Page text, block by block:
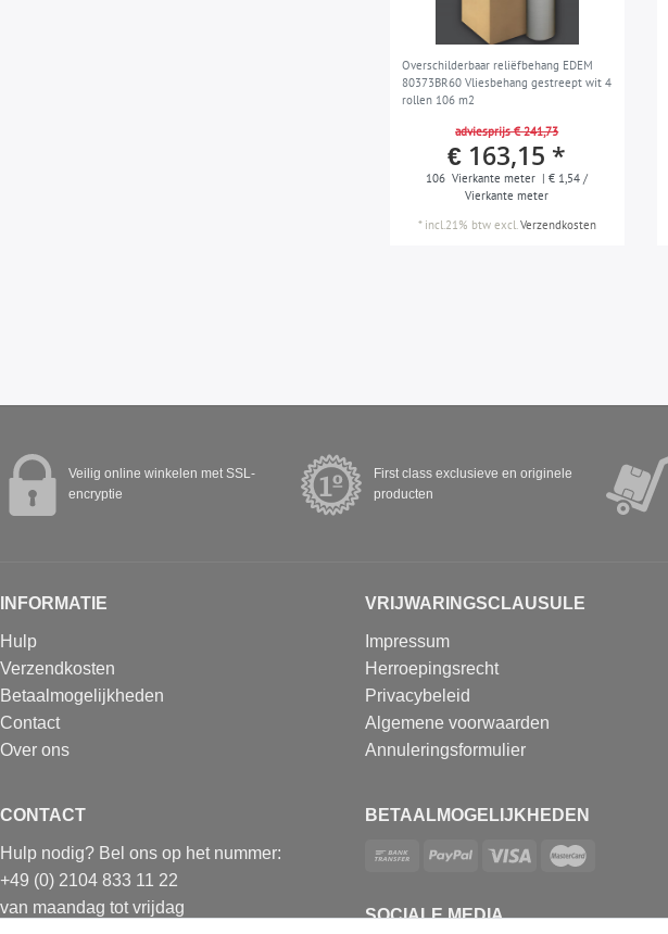
Overschilderbaar reliëfbehang EDEM
80373BR60 Vliesbehang gestreept wit 4
rollen 106 m2
adviesprijs € 241,73
€ 163,15 *
106 Vierkante meter | € 1,54 /
Vierkante meter
* incl.21% btwexcl.Verzendkosten
Veilig online winkelen met SSL-
encryptie
First class exclusieve en originele
producten
INFORMATIE
Hulp
Verzendkosten
Betaalmogelijkheden
Contact
Over ons
VRIJWARINGSCLAUSULE
Impressum
Herroepingsrecht
Privacybeleid
Algemene voorwaarden
Annuleringsformulier
CONTACT
Hulp nodig? Bel ons op het nummer:
+49 (0) 2104 833 11 22
van maandag tot vrijdag
BETAALMOGELIJKHEDEN
SOCIALE MEDIA